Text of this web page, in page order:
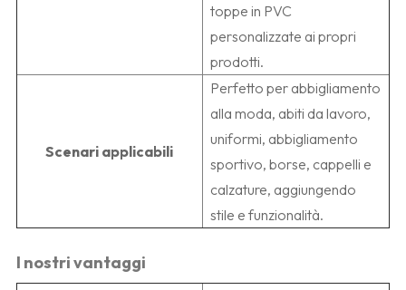
toppe in PVC
personalizzate ai propri
prodotti.
Scenari applicabili
Perfetto per abbigliamento
alla moda, abiti da lavoro,
uniformi, abbigliamento
sportivo, borse, cappelli e
calzature, aggiungendo
stile e funzionalità.
I nostri vantaggi